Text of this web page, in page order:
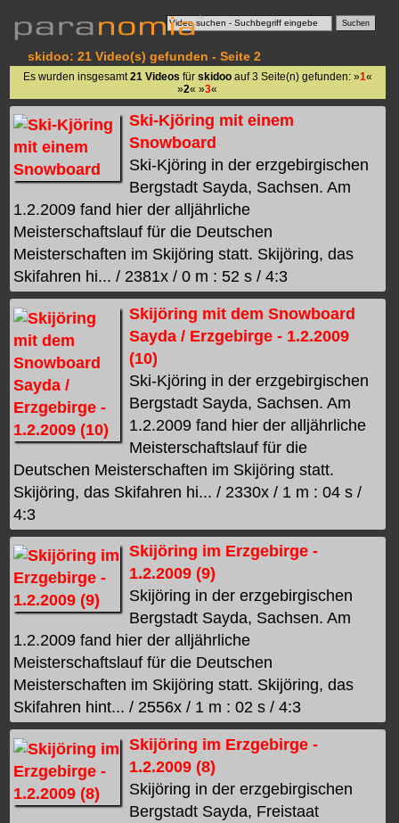
skidoo: 21 Video(s) gefunden - Seite 2
Es wurden insgesamt 21 Videos für skidooauf 3 Seite(n) gefunden: »1«
»2« »3«
Ski-Kjöring mit einem
Snowboard
Ski-Kjöring in der erzgebirgischen
Bergstadt Sayda, Sachsen. Am
1.2.2009 fand hier der alljährliche
Meisterschaftslauf für die Deutschen
Meisterschaften im Skijöring statt. Skijöring, das
Skifahren hi... / 2381x / 0 m : 52 s / 4:3
Skijöring mit dem Snowboard
Sayda / Erzgebirge - 1.2.2009
(10)
Ski-Kjöring in der erzgebirgischen
Bergstadt Sayda, Sachsen. Am
1.2.2009 fand hier der alljährliche
Meisterschaftslauf für die
Deutschen Meisterschaften im Skijöring statt.
Skijöring, das Skifahren hi... / 2330x / 1 m : 04 s /
4:3
Skijöring im Erzgebirge -
1.2.2009 (9)
Skijöring in der erzgebirgischen
Bergstadt Sayda, Sachsen. Am
1.2.2009 fand hier der alljährliche
Meisterschaftslauf für die Deutschen
Meisterschaften im Skijöring statt. Skijöring, das
Skifahren hint... / 2556x / 1 m : 02 s / 4:3
Skijöring im Erzgebirge -
1.2.2009 (8)
Skijöring in der erzgebirgischen
Bergstadt Sayda, Freistaat